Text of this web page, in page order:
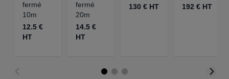
fermé
10m
12.5 €
HT
fermé
20m
14.5 €
HT
130 € HT
192 € HT